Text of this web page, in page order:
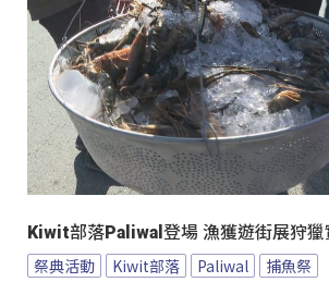
Kiwit部落Paliwal登場 漁獲遊街展狩獵
祭典活動 Kiwit部落 Paliwal 捕魚祭